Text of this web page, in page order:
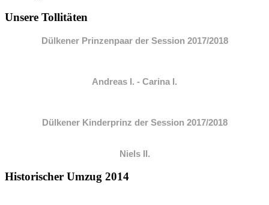
Unsere Tollitäten
Dülkener Prinzenpaar der Session 2017/2018
Andreas I. - Carina I.
Dülkener Kinderprinz der Session 2017/2018
Niels II.
Historischer Umzug 2014